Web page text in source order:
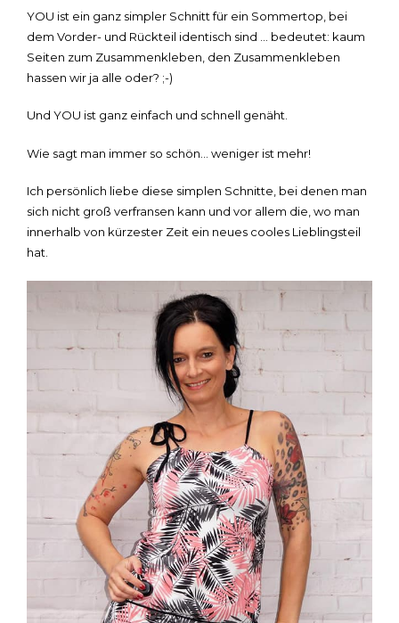
YOU ist ein ganz simpler Schnitt für ein Sommertop, bei
dem Vorder- und Rückteil identisch sind … bedeutet: kaum
Seiten zum Zusammenkleben, den Zusammenkleben
hassen wir ja alle oder? ;-)
Und YOU ist ganz einfach und schnell genäht.
Wie sagt man immer so schön… weniger ist mehr!
Ich persönlich liebe diese simplen Schnitte, bei denen man
sich nicht groß verfransen kann und vor allem die, wo man
innerhalb von kürzester Zeit ein neues cooles Lieblingsteil
hat.